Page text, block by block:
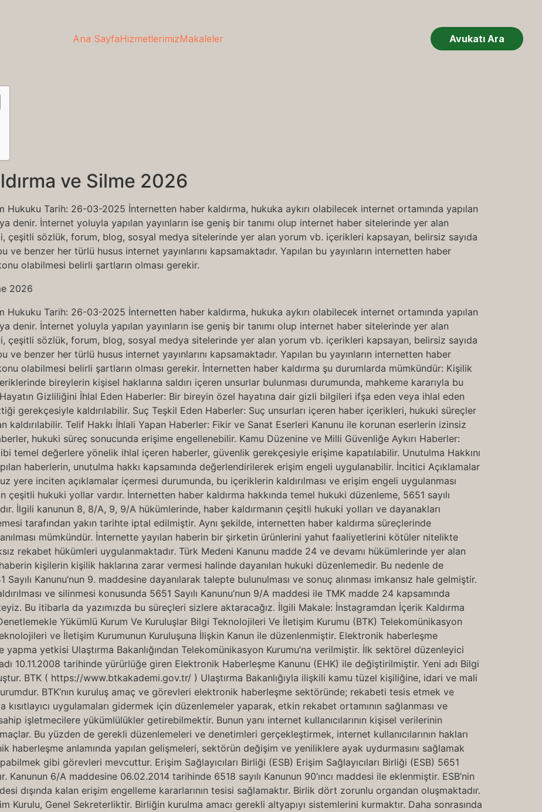
Ana SayfaHizmetlerimizMakaleler Avukatı Ara
ve Silme 2026
Hukuku Tarih: 26-03-2025 İnternetten haber kaldırma, hukuka aykırı olabilecek internet ortamında yapılan
denir. İnternet yoluyla yapılan yayınların ise geniş bir tanımı olup internet haber sitelerinde yer alan
çeşitli sözlük, forum, blog, sosyal medya sitelerinde yer alan yorum vb. içerikleri kapsayan, belirsiz sayıda
benzer her türlü husus internet yayınlarını kapsamaktadır. Yapılan bu yayınların internetten haber
olabilmesi belirli şartların olması gerekir.
Hukuku Tarih: 26-03-2025 İnternetten haber kaldırma, hukuka aykırı olabilecek internet ortamında yapılan
denir. İnternet yoluyla yapılan yayınların ise geniş bir tanımı olup internet haber sitelerinde yer alan
çeşitli sözlük, forum, blog, sosyal medya sitelerinde yer alan yorum vb. içerikleri kapsayan, belirsiz sayıda
benzer her türlü husus internet yayınlarını kapsamaktadır. Yapılan bu yayınların internetten haber
olabilmesi belirli şartların olması gerekir. İnternetten haber kaldırma şu durumlarda mümkündür: Kişilik
bireylerin kişisel haklarına saldırı içeren unsurlar bulunması durumunda, mahkeme kararıyla bu
Gizliliğini İhlal Eden Haberler: Bir bireyin özel hayatına dair gizli bilgileri ifşa eden veya ihlal eden
gerekçesiyle kaldırılabilir. Suç Teşkil Eden Haberler: Suç unsurları içeren haber içerikleri, hukuki süreçler
kaldırılabilir. Telif Hakkı İhlali Yapan Haberler: Fikir ve Sanat Eserleri Kanunu ile korunan eserlerin izinsiz
hukuki süreç sonucunda erişime engellenebilir. Kamu Düzenine ve Milli Güvenliğe Aykırı Haberler:
temel değerlere yönelik ihlal içeren haberler, güvenlik gerekçesiyle erişime kapatılabilir. Unutulma Hakkını
haberlerin, unutulma hakkı kapsamında değerlendirilerek erişim engeli uygulanabilir. İncitici Açıklamalar
yere inciten açıklamalar içermesi durumunda, bu içeriklerin kaldırılması ve erişim engeli uygulanması
çeşitli hukuki yollar vardır. İnternetten haber kaldırma hakkında temel hukuki düzenleme, 5651 sayılı
İlgili kanunun 8, 8/A, 9, 9/A hükümlerinde, haber kaldırmanın çeşitli hukuki yolları ve dayanakları
tarafından yakın tarihte iptal edilmiştir. Aynı şekilde, internetten haber kaldırma süreçlerinde
mümkündür. İnternette yayılan haberin bir şirketin ürünlerini yahut faaliyetlerini kötüler nitelikte
rekabet hükümleri uygulanmaktadır. Türk Medeni Kanunu madde 24 ve devamı hükümlerinde yer alan
haberin kişilerin kişilik haklarına zarar vermesi halinde dayanılan hukuki düzenlemedir. Bu nedenle de
Kanunu’nun 9. maddesine dayanılarak talepte bulunulması ve sonuç alınması imkansız hale gelmiştir.
ve silinmesi konusunda 5651 Sayılı Kanunu’nun 9/A maddesi ile TMK madde 24 kapsamında
Bu itibarla da yazımızda bu süreçleri sizlere aktaracağız. İlgili Makale: İnstagramdan İçerik Kaldırma
Yükümlü Kurum Ve Kuruluşlar Bilgi Teknolojileri Ve İletişim Kurumu (BTK) Telekomünikasyon
ve İletişim Kurumunun Kuruluşuna İlişkin Kanun ile düzenlenmiştir. Elektronik haberleşme
yetkisi Ulaştırma Bakanlığından Telekomünikasyon Kurumu’na verilmiştir. İlk sektörel düzenleyici
10.11.2008 tarihinde yürürlüğe giren Elektronik Haberleşme Kanunu (EHK) ile değiştirilmiştir. Yeni adı Bilgi
BTK ( https://www.btkakademi.gov.tr/ ) Ulaştırma Bakanlığıyla ilişkili kamu tüzel kişiliğine, idari ve mali
BTK’nın kuruluş amaç ve görevleri elektronik haberleşme sektöründe; rekabeti tesis etmek ve
uygulamaları gidermek için düzenlemeler yaparak, etkin rekabet ortamının sağlanması ve
işletmecilere yükümlülükler getirebilmektir. Bunun yanı internet kullanıcılarının kişisel verilerinin
Bu yüzden de gerekli düzenlemeleri ve denetimleri gerçekleştirmek, internet kullanıcılarının hakları
haberleşme anlamında yapılan gelişmeleri, sektörün değişim ve yeniliklere ayak uydurmasını sağlamak
gibi görevleri mevcuttur. Erişim Sağlayıcıları Birliği (ESB) Erişim Sağlayıcıları Birliği (ESB) 5651
Kanunun 6/A maddesine 06.02.2014 tarihinde 6518 sayılı Kanunun 90’ıncı maddesi ile eklenmiştir. ESB’nin
dışında kalan erişim engelleme kararlarının tesisi sağlamaktır. Birlik dört zorunlu organdan oluşmaktadır.
Kurulu, Genel Sekreterliktir. Birliğin kurulma amacı gerekli altyapıyı sistemlerini kurmaktır. Daha sonrasında